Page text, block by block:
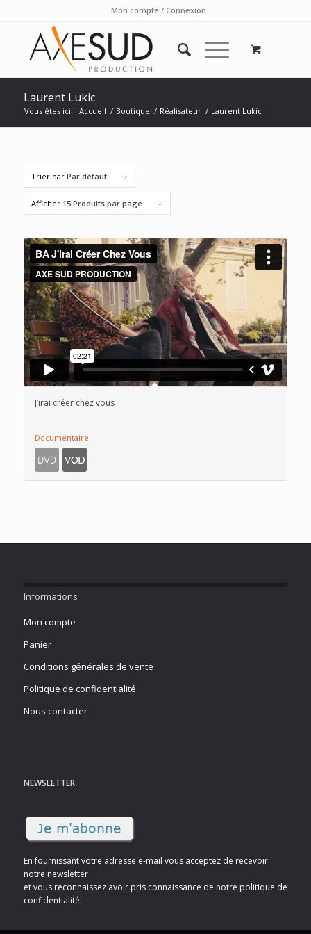
Mon compte / Connexion
Laurent Lukic
Vous êtes ici : Accueil / Boutique / Réalisateur / Laurent Lukic
Trier par Par défaut
Afficher 15 Produits par page
J’irai créer chez vous
Documentaire
Informations
Mon compte
Panier
Conditions générales de vente
Politique de confidentialité
Nous contacter
NEWSLETTER
En fournissant votre adresse e-mail vous acceptez de recevoir
notre newsletter
et vous reconnaissez avoir pris connaissance de notre politique de
confidentialité.